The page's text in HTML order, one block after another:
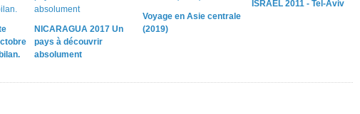
NICARAGUA 2017 Un
pays à découvrir
absolument
Voyage en Asie centrale
(2019)
ISRAEL 2011 - Tel-Aviv